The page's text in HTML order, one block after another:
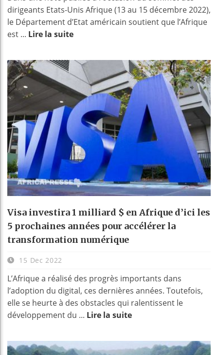
dirigeants Etats-Unis Afrique (13 au 15 décembre 2022),
le Département d’Etat américain soutient que l’Afrique
est ... Lire la suite
Visa investira 1 milliard $ en Afrique d’ici les
5 prochaines années pour accélérer la
transformation numérique
15 Dec 2022
L’Afrique a réalisé des progrès importants dans
l’adoption du digital, ces dernières années. Toutefois,
elle se heurte à des obstacles qui ralentissent le
développement du ... Lire la suite